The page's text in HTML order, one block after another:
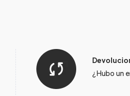
¿Hubo un